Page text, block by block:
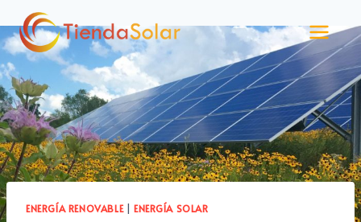
Saltar
al
contenido
ENERGÍA RENOVABLE| ENERGÍA SOLAR